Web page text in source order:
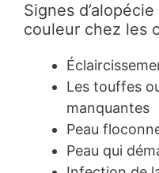
Signes
couleur chez les
Les touffes
manquantes
Peau
Peau qui